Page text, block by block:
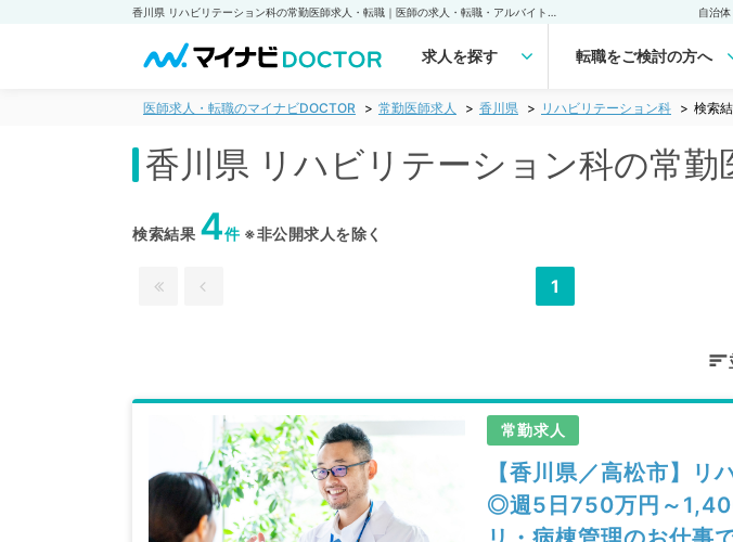
自治
求人を探す 転職をご検討の方へ
医師求人・転職のマイナビDOCTOR 常勤医師求人 香川県 リハビリテーション科 検索
香川県 リハビリテーション科の常勤
検索結果 4件※非公開求人を除く
1
常勤求人
【香川県／高松市】リ
◎週5日750万円～